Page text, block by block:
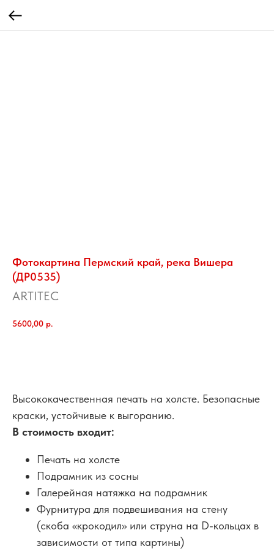
Фотокартина Пермский край, река Вишера
(ДР0535)
ARTITEC
5600,00 р.
Высококачественная печать на холсте. Безопасные
краски, устойчивые к выгоранию.
В стоимость входит:
Печать на холсте
Подрамник из сосны
Галерейная натяжка на подрамник
Фурнитура для подвешивания на стену
(скоба «крокодил» или струна на D-кольцах в
зависимости от типа картины)